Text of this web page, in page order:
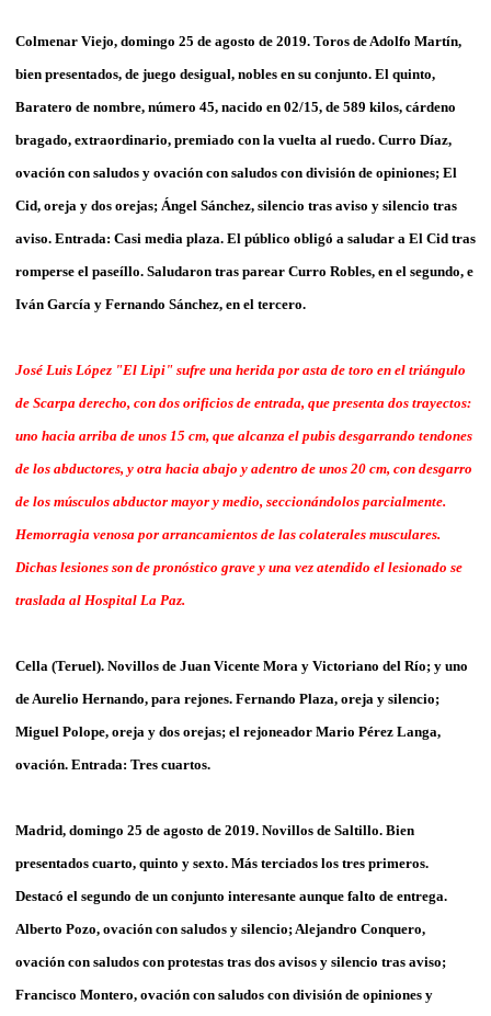
Colmenar Viejo, domingo 25 de agosto de 2019. Toros de Adolfo Martín,
bien presentados, de juego desigual, nobles en su conjunto. El quinto,
Baratero de nombre, número 45, nacido en 02/15, de 589 kilos, cárdeno
bragado, extraordinario, premiado con la vuelta al ruedo. Curro Díaz,
ovación con saludos y ovación con saludos con división de opiniones; El
Cid, oreja y dos orejas; Ángel Sánchez, silencio tras aviso y silencio tras
aviso. Entrada: Casi media plaza. El público obligó a saludar a El Cid tras
romperse el paseíllo. Saludaron tras parear Curro Robles, en el segundo, e
Iván García y Fernando Sánchez, en el tercero.
José Luis López "El Lipi" sufre una herida por asta de toro en el triángulo
de Scarpa derecho, con dos orificios de entrada, que presenta dos trayectos:
uno hacia arriba de unos 15 cm, que alcanza el pubis desgarrando tendones
de los abductores, y otra hacia abajo y adentro de unos 20 cm, con desgarro
de los músculos abductor mayor y medio, seccionándolos parcialmente.
Hemorragia venosa por arrancamientos de las colaterales musculares.
Dichas lesiones son de pronóstico grave y una vez atendido el lesionado se
traslada al Hospital La Paz.
Cella (Teruel). Novillos de Juan Vicente Mora y Victoriano del Río; y uno
de Aurelio Hernando, para rejones. Fernando Plaza, oreja y silencio;
Miguel Polope, oreja y dos orejas; el rejoneador Mario Pérez Langa,
ovación. Entrada: Tres cuartos.
Madrid, domingo 25 de agosto de 2019. Novillos de Saltillo. Bien
presentados cuarto, quinto y sexto. Más terciados los tres primeros.
Destacó el segundo de un conjunto interesante aunque falto de entrega.
Alberto Pozo, ovación con saludos y silencio; Alejandro Conquero,
ovación con saludos con protestas tras dos avisos y silencio tras aviso;
Francisco Montero, ovación con saludos con división de opiniones y